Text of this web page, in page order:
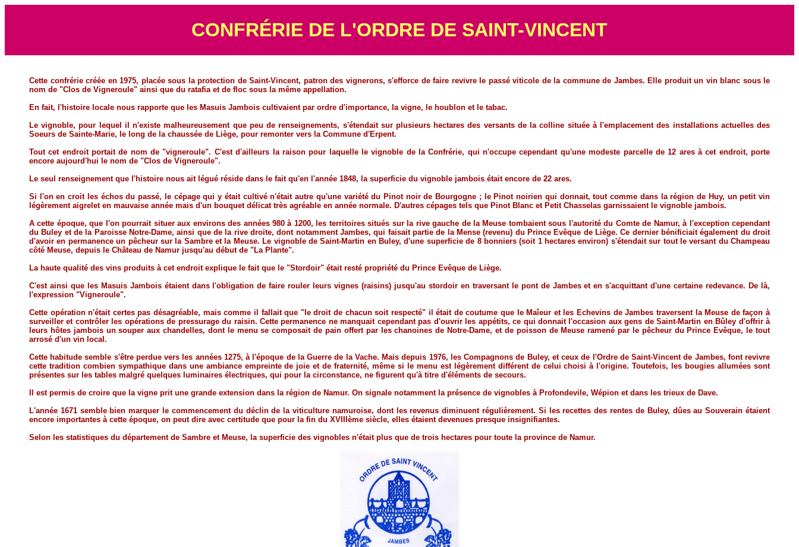
CONFRÉRIE DE L'ORDRE DE SAINT-VINCENT
Cette confrérie créée en 1975, placée sous la protection de Saint-Vincent, patron des vignerons, s'efforce de faire revivre le passé viticole de la commune de Jambes. Elle produit un vin blanc sous le
nom de "Clos de Vigneroule" ainsi que du ratafia et de floc sous la même appellation.
En fait, l'histoire locale nous rapporte que les Masuis Jambois cultivaient par ordre d'importance, la vigne, le houblon et le tabac.
Le vignoble, pour lequel il n'existe malheureusement que peu de renseignements, s'étendait sur plusieurs hectares des versants de la colline située à l'emplacement des installations actuelles des
Soeurs de Sainte-Marie, le long de la chaussée de Liège, pour remonter vers la Commune d'Erpent.
Tout cet endroit portait de nom de "vigneroule". C'est d'ailleurs la raison pour laquelle le vignoble de la Confrérie, qui n'occupe cependant qu'une modeste parcelle de 12 ares à cet endroit, porte
encore aujourd'hui le nom de "Clos de Vigneroule".
Le seul renseignement que l'histoire nous ait légué réside dans le fait qu'en l'année 1848, la superficie du vignoble jambois était encore de 22 ares.
Si l'on en croit les échos du passé, le cépage qui y était cultivé n'était autre qu'une variété du Pinot noir de Bourgogne ; le Pinot noirien qui donnait, tout comme dans la région de Huy, un petit vin
légèrement aigrelet en mauvaise année mais d'un bouquet délicat très agréable en année normale. D'autres cépages tels que Pinot Blanc et Petit Chasselas garnissaient le vignoble jambois.
A cette époque, que l'on pourrait situer aux environs des années 980 à 1200, les territoires situés sur la rive gauche de la Meuse tombaient sous l'autorité du Comte de Namur, à l'exception cependant
du Buley et de la Paroisse Notre-Dame, ainsi que de la rive droite, dont notamment Jambes, qui faisait partie de la Mense (revenu) du Prince Evêque de Liège. Ce dernier bénificiait également du droit
d'avoir en permanence un pêcheur sur la Sambre et la Meuse. Le vignoble de Saint-Martin en Buley, d'une superficie de 8 bonniers (soit 1 hectares environ) s'étendait sur tout le versant du Champeau
côté Meuse, depuis le Château de Namur jusqu'au début de "La Plante".
La haute qualité des vins produits à cet endroit explique le fait que le "Stordoir" était resté propriété du Prince Evêque de Liège.
C'est ainsi que les Masuis Jambois étaient dans l'obligation de faire rouler leurs vignes (raisins) jusqu'au stordoir en traversant le pont de Jambes et en s'acquittant d'une certaine redevance. De là,
l'expression "Vigneroule".
Cette opération n'était certes pas désagréable, mais comme il fallait que "le droit de chacun soit respecté" il était de coutume que le Maîeur et les Echevins de Jambes traversent la Meuse de façon à
surveiller et contrôler les opérations de pressurage du raisin. Cette permanence ne manquait cependant pas d'ouvrir les appétits, ce qui donnait l'occasion aux gens de Saint-Martin en Bûley d'offrir à
leurs hôtes jambois un souper aux chandelles, dont le menu se composait de pain offert par les chanoines de Notre-Dame, et de poisson de Meuse ramené par le pêcheur du Prince Evêque, le tout
arrosé d'un vin local.
Cette habitude semble s'être perdue vers les années 1275, à l'époque de la Guerre de la Vache. Mais depuis 1976, les Compagnons de Buley, et ceux de l'Ordre de Saint-Vincent de Jambes, font revivre
cette tradition combien sympathique dans une ambiance empreinte de joie et de fraternité, même si le menu est légèrement différent de celui choisi à l'origine. Toutefois, les bougies allumées sont
présentes sur les tables malgré quelques luminaires électriques, qui pour la circonstance, ne figurent qu'à titre d'éléments de secours.
Il est permis de croire que la vigne prit une grande extension dans la région de Namur. On signale notamment la présence de vignobles à Profondevile, Wépion et dans les trieux de Dave.
L'année 1671 semble bien marquer le commencement du déclin de la viticulture namuroise, dont les revenus diminuent régulièrement. Si les recettes des rentes de Buley, dûes au Souverain étaient
encore importantes à cette époque, on peut dire avec certitude que pour la fin du XVIIIème siècle, elles étaient devenues presque insignifiantes.
Selon les statistiques du département de Sambre et Meuse, la superficie des vignobles n'était plus que de trois hectares pour toute la province de Namur.